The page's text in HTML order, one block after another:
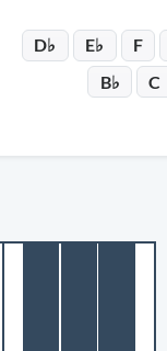
D♭ E♭ F
B♭
C